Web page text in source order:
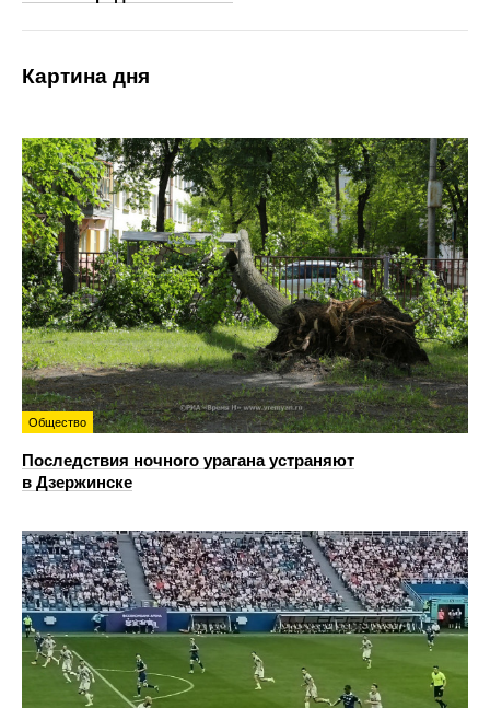
Картина дня
Общество
Последствия ночного урагана устраняют
в Дзержинске